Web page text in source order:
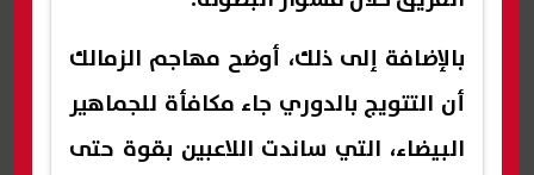
بالإضافة إلى ذلك، أوضح مهاجم الزمالك
أن التتويج بالدوري جاء مكافأة للجماهير
البيضاء، التي ساندت اللاعبين بقوة حتى